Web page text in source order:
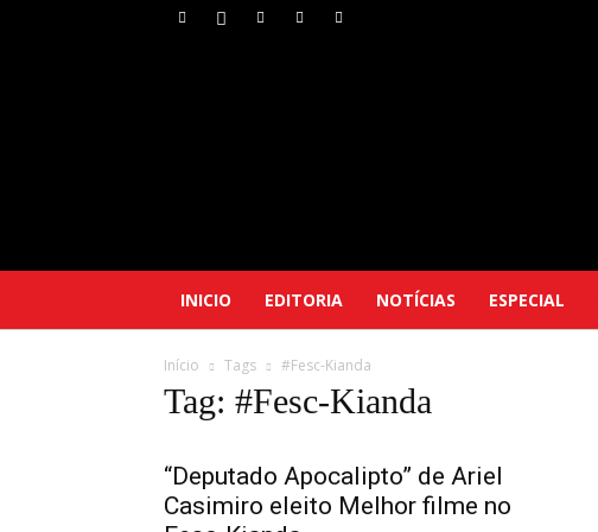
INICIO EDITORIA NOTÍCIAS ESPECIAL
Início Tags #Fesc-Kianda
Tag: #Fesc-Kianda
“Deputado Apocalipto” de Ariel
Casimiro eleito Melhor filme no